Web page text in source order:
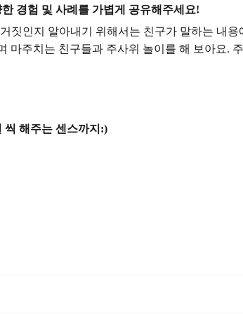
경험 및 사례를 가볍게 공유해주세요!
짓인지 알아내기 위해서는 친구가 말하는 내
마주치는 친구들과 주사위 놀이를 해 보아요.
씩 해주는 센스까지:)